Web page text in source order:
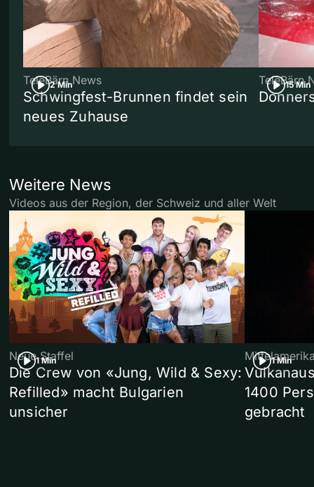
2 Min
TeleBärn News
Schwingfest-Brunnen findet sein
neues Zuhause
15 Min
TeleBärn
Weitere News
Videos aus der Region, der Schweiz und aller Welt
1 Min
Neue Staffel
Die Crew von «Jung, Wild & Sexy:
Refilled» macht Bulgarien
unsicher
1 Min
1400
gebracht